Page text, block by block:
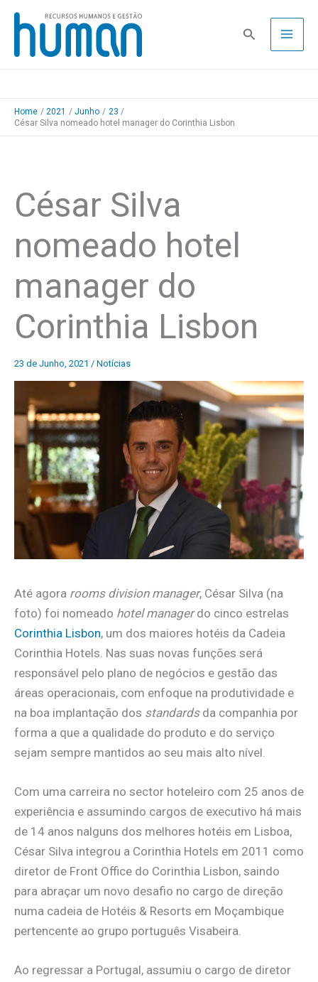
Skip
content
Pesquisa
Home 2021 Junho
23
César Silva nomeado hotel manager do Corinthia Lisbon
César Silva
nomeado hotel
manager do
Corinthia Lisbon
23 de Junho, 2021 / Notícias
Até agora rooms division manager, César Silva (na
foto) foi nomeado hotel managerdo cinco estrelas
Corinthia Lisbon, um dos maiores hotéis da Cadeia
Corinthia Hotels. Nas suas novas funções será
responsável pelo plano de negócios e gestão das
áreas operacionais, com enfoque na produtividade e
na boa implantação dos standardsda companhia por
forma a que a qualidade do produto e do serviço
sejam sempre mantidos ao seu mais alto nível.
Com uma carreira no sector hoteleiro com 25 anos de
experiência e assumindo cargos de executivo há mais
de 14 anos nalguns dos melhores hotéis em Lisboa,
César Silva integrou a Corinthia Hotels em 2011 como
diretor de Front Office do Corinthia Lisbon, saindo
para abraçar um novo desafio no cargo de direção
numa cadeia de Hotéis & Resorts em Moçambique
pertencente ao grupo português Visabeira.
Ao regressar a Portugal, assumiu o cargo de diretor